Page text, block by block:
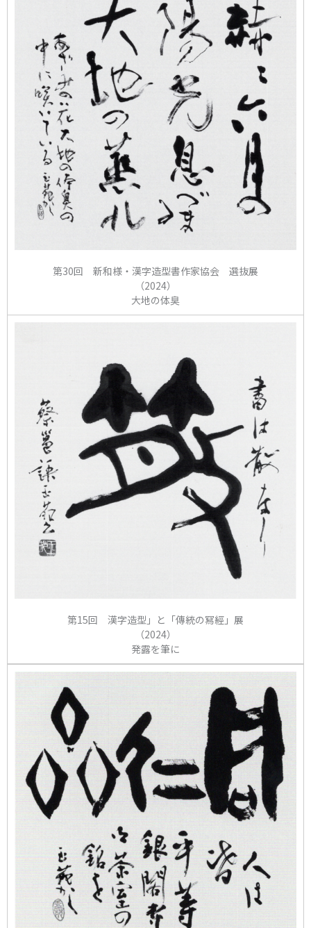
第30回 新和様・漢字造型書作家協会 選抜展
（2024）
大地の体臭
第15回 漢字造型」と「傳統の冩經」展
（2024）
発露を筆に